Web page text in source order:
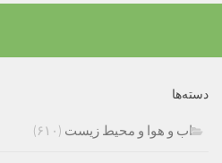
دسته‌ها
اب و هوا و محیط زیست (۶۱۰)